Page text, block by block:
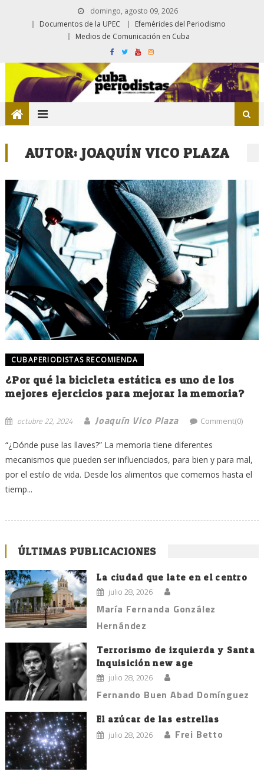
domingo, agosto 09, 2026
Documentos de la UPEC
Efemérides del Periodismo
Medios de Comunicación en Cuba
AUTOR:JOAQUÍN VICO PLAZA
CUBAPERIODISTAS RECOMIENDA
¿Por qué la bicicleta estática es uno de los
mejores ejercicios para mejorar la memoria?
octubre 22, 2024 Joaquín Vico Plaza Comment(0)
“¿Dónde puse las llaves?” La memoria tiene diferentes
mecanismos que pueden ser influenciados, para bien y para mal,
por el estilo de vida. Desde los alimentos que comemos hasta el
tiemp...
ÚLTIMAS PUBLICACIONES
La ciudad que late en el centro
julio 28, 2026
María Fernanda González
Hernández
Terrorismo de izquierda y Santa
Inquisición new age
julio 28, 2026
Fernando Buen Abad Domínguez
El azúcar de las estrellas
julio 28, 2026 Frei Betto